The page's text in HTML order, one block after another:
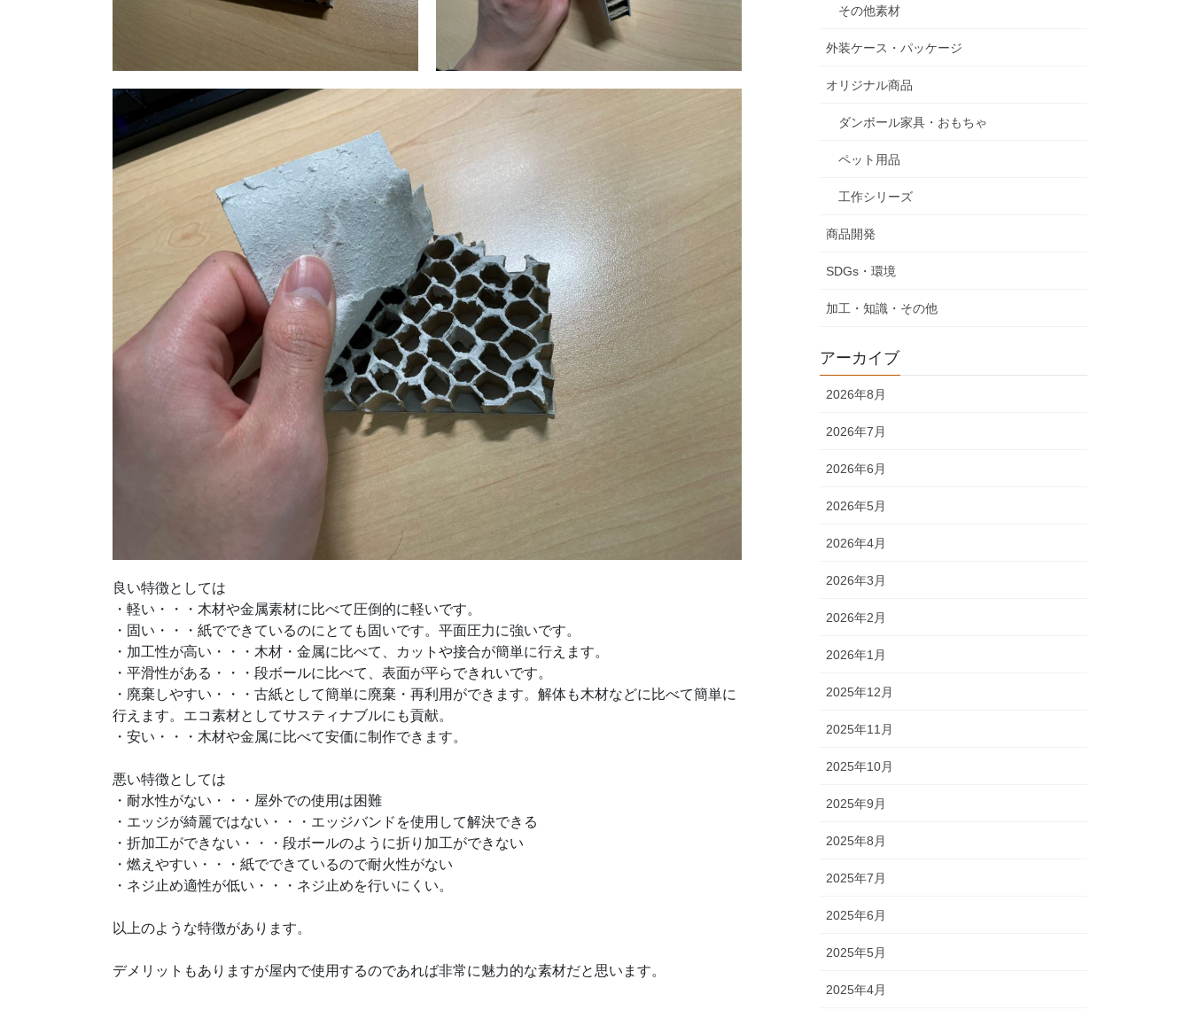
良い特徴としては
・軽い・・・木材や金属素材に比べて圧倒的に軽いです。
・固い・・・紙でできているのにとても固いです。平面圧力に強いです。
・加工性が高い・・・木材・金属に比べて、カットや接合が簡単に行えます。
・平滑性がある・・・段ボールに比べて、表面が平らできれいです。
・廃棄しやすい・・・古紙として簡単に廃棄・再利用ができます。解体も木材などに比べて簡単に
行えます。エコ素材としてサスティナブルにも貢献。
・安い・・・木材や金属に比べて安価に制作できます。
悪い特徴としては
・耐水性がない・・・屋外での使用は困難
・エッジが綺麗ではない・・・エッジバンドを使用して解決できる
・折加工ができない・・・段ボールのように折り加工ができない
・燃えやすい・・・紙でできているので耐火性がない
・ネジ止め適性が低い・・・ネジ止めを行いにくい。
以上のような特徴があります。
デメリットもありますが屋内で使用するのであれば非常に魅力的な素材だと思います。
その他素材
外装ケース・パッケージ
オリジナル商品
ダンボール家具・おもちゃ
ペット用品
工作シリーズ
商品開発
SDGs・環境
加工・知識・その他
アーカイブ
2026年8月
2026年7月
2026年6月
2026年5月
2026年4月
2026年3月
2026年2月
2026年1月
2025年12月
2025年11月
2025年10月
2025年9月
2025年8月
2025年7月
2025年6月
2025年5月
2025年4月